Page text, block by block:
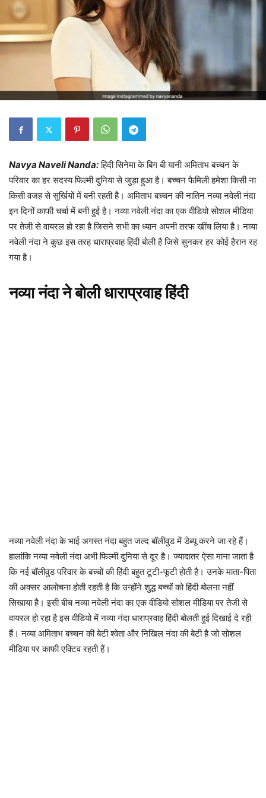
Navya Naveli Nanda: हिंदी सिनेमा के बिग बी यानी अमिताभ बच्चन के
परिवार का हर सदस्य फिल्मी दुनिया से जुड़ा हुआ है। बच्चन फैमिली हमेशा किसी ना
किसी वजह से सुर्खियों में बनी रहती है। अमिताभ बच्चन की नातिन नव्या नवेली नंदा
इन दिनों काफी चर्चा में बनी हुई है। नव्या नवेली नंदा का एक वीडियो सोशल मीडिया
पर तेजी से वायरल हो रहा है जिसने सभी का ध्यान अपनी तरफ खींच लिया है। नव्या
नवेली नंदा ने कुछ इस तरह धाराप्रवाह हिंदी बोली है जिसे सुनकर हर कोई हैरान रह
गया है‌।
नव्या नंदा ने बोली धाराप्रवाह हिंदी
नव्या नवेली नंदा के भाई अगस्त नंदा बहुत जल्द बॉलीवुड में डेब्यू करने जा रहे हैं।
हालांकि नव्या नवेली नंदा अभी फिल्मी दुनिया से दूर है। ज्यादातर ऐसा माना जाता है
कि नई बॉलीवुड परिवार के बच्चों की हिंदी बहुत टूटी-फूटी होती है। उनके माता-पिता
की अक्सर आलोचना होती रहती है कि उन्होंने शुद्ध बच्चों को हिंदी बोलना नहीं
सिखाया है। इसी बीच नव्या नवेली नंदा का एक वीडियो सोशल मीडिया पर तेजी से
वायरल हो रहा है इस वीडियो में नव्या नंदा धाराप्रवाह हिंदी बोलती हुई दिखाई दे रही
हैं। नव्या अमिताभ बच्चन की बेटी श्वेता और निखिल नंदा की बेटी है जो सोशल
मीडिया पर काफी एक्टिव रहती हैं।